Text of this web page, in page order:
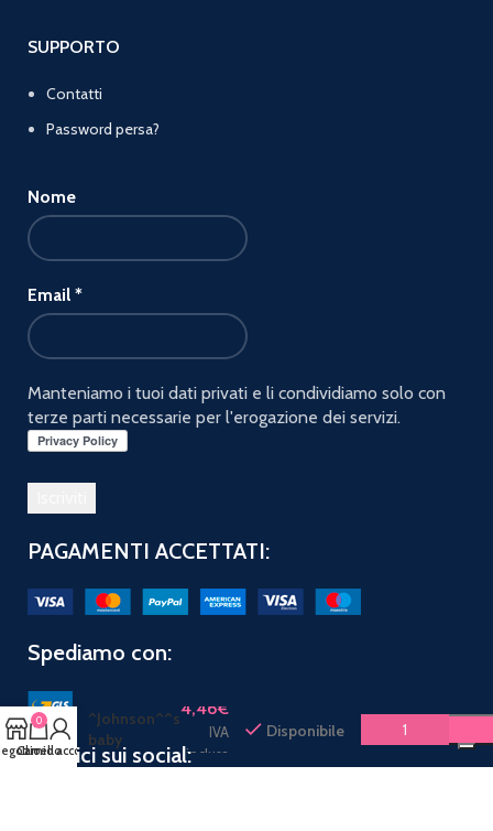
SUPPORTO
Contatti
Password persa?
Nome
Email *
Manteniamo i tuoi dati privati e li condividiamo solo con
terze parti necessarie per l'erogazione dei servizi.
PAGAMENTI ACCETTATI:
Spediamo con:
Seguici sui social:
^Johnson^^s
baby
shampoo
4,46€
IVA
inclusa
Disponibile
0
Carrello
Il mio account